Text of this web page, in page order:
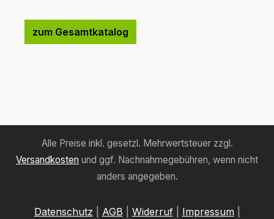
zum Gesamtkatalog
Alle Preise inkl. gesetzl. Mehrwertsteuer zzgl.
Versandkosten und ggf. Nachnahmegebühren, wenn nicht
anders angegeben.
Datenschutz AGB Widerruf| Impressum